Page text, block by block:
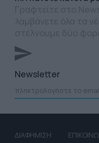
Newsletter
ΔΙΑΦΗΜΙΣΗ